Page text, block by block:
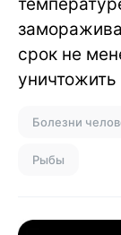
срок не
Болезни
Рыбы